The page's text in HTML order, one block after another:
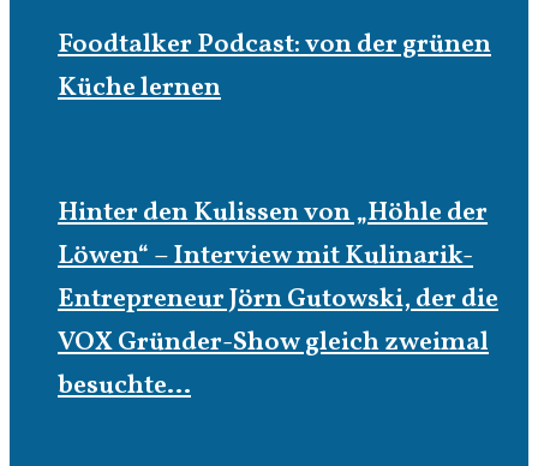
Foodtalker Podcast: von der grünen
Küche lernen
Hinter den Kulissen von „Höhle der
Löwen“ – Interview mit Kulinarik-
Entrepreneur Jörn Gutowski, der die
VOX Gründer-Show gleich zweimal
besuchte…